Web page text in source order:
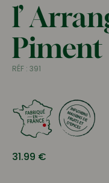
l’
Piment
31.99 €
RÉF : 391